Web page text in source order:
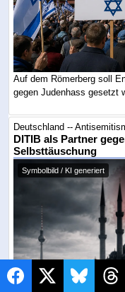
Auf dem Römerberg soll
gegen Judenhass gesetzt
Deutschland --
DITIB als Partner
Selbsttäuschung
Symbolbild / KI generiert